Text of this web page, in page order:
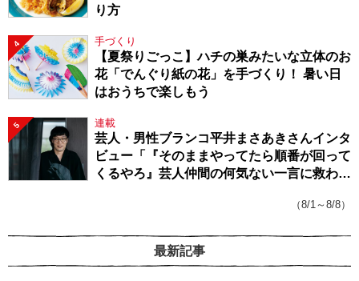
り方
4 手づくり
【夏祭りごっこ】ハチの巣みたいな立体のお
花「でんぐり紙の花」を手づくり！ 暑い日
はおうちで楽しもう
5 連載
芸人・男性ブランコ平井まさあきさんインタ
ビュー「『そのままやってたら順番が回って
くるやろ』芸人仲間の何気ない一言に救われ
（8/1～8/8）
最新記事